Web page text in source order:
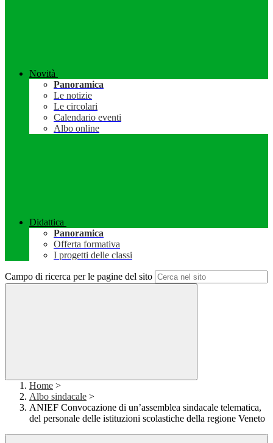
Novità
Panoramica
Le notizie
Le circolari
Calendario eventi
Albo online
Didattica
Panoramica
Offerta formativa
I progetti delle classi
Campo di ricerca per le pagine del sito
Home >
Albo sindacale >
ANIEF Convocazione di un’assemblea sindacale telematica,
del personale delle istituzioni scolastiche della regione Veneto